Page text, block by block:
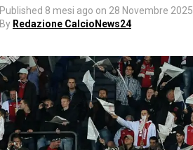
Published 8 mesi ago on 28 Novembre 2025
By Redazione CalcioNews24